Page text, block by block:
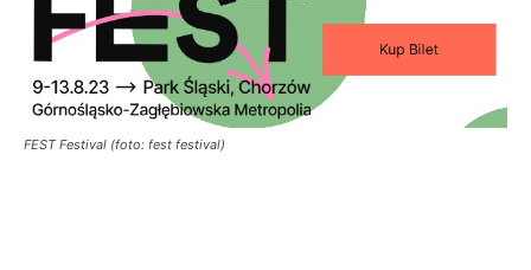
FEST Festival (foto: fest festival)